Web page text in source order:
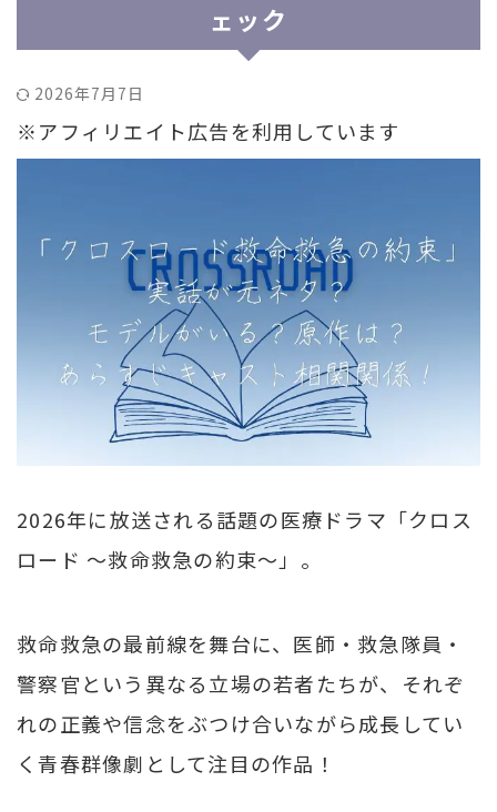
ェック
2026年7月7日
※アフィリエイト広告を利用しています
2026年に放送される話題の医療ドラマ「クロス
ロード ～救命救急の約束～」。
救命救急の最前線を舞台に、医師・救急隊員・
警察官という異なる立場の若者たちが、それぞ
れの正義や信念をぶつけ合いながら成長してい
く青春群像劇として注目の作品！